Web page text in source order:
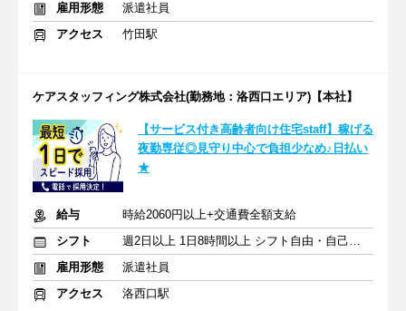
雇用形態
派遣社員
アクセス
竹田駅
ケアスタッフィング株式会社(勤務地：洛西口エリア)【本社】
【サービス付き高齢者向け住宅staff】稼げる
夜勤専従◎見守り中心で負担少なめ♪日払い
★
給与
時給2060円以上+交通費全額支給
シフト
週2日以上 1日8時間以上 シフト自由・自己申告
雇用形態
派遣社員
アクセス
洛西口駅